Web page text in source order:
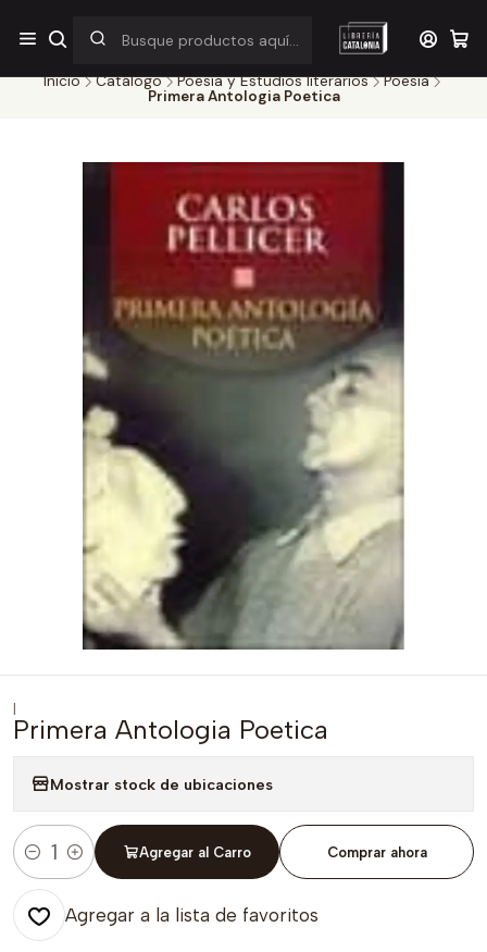
¡Por pocos días! Despacho a $1.000 en RM por compras sobre
$38.000
Inicio Catálogo Poesía y Estudios literarios
Poesia
Primera Antologia Poetica
|
Primera Antologia Poetica
Mostrar stock de ubicaciones
Cantidad
Agregar al Carro Comprar ahora
Agregar a la lista de favoritos